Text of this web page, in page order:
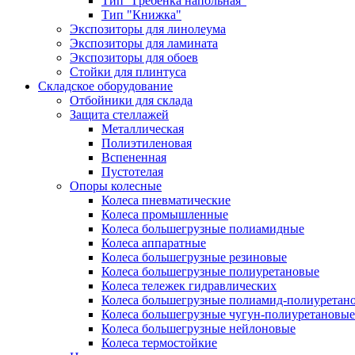
Тип "Книжка"
Экспозиторы для линолеума
Экспозиторы для ламината
Экспозиторы для обоев
Стойки для плинтуса
Складское оборудование
Отбойники для склада
Защита стеллажей
Металлическая
Полиэтиленовая
Вспененная
Пустотелая
Опоры колесные
Колеса пневматические
Колеса промышленные
Колеса большегрузные полиамидные
Колеса аппаратные
Колеса большегрузные резиновые
Колеса большегрузные полиуретановые
Колеса тележек гидравлических
Колеса большегрузные полиамид-
Колеса большегрузные чугун-полиуретановые
Колеса большегрузные нейлоновые
Колеса термостойкие